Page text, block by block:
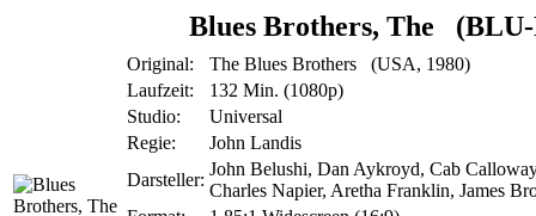
Blues Brothers, The
Original:
The Blues Brothers (USA, 1980)
Laufzeit:
132 Min. (1080p)
Studio:
Universal
Regie:
John Landis
Darsteller:
John Belushi, Dan Aykroyd, Cab
Charles Napier, Aretha Franklin, James